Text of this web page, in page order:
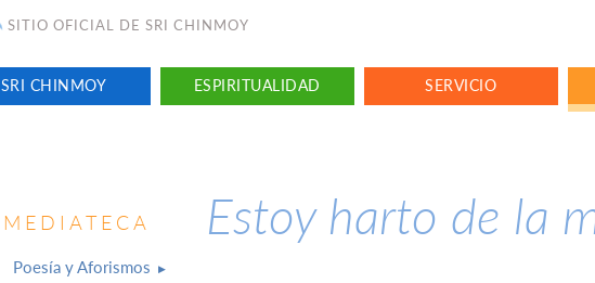
SITIO OFICIAL DE SRI CHINMOY
SRI CHINMOY ESPIRITUALIDAD SERVICIO
MEDIATECA
Poesía y Aforismos
Estoy harto de la